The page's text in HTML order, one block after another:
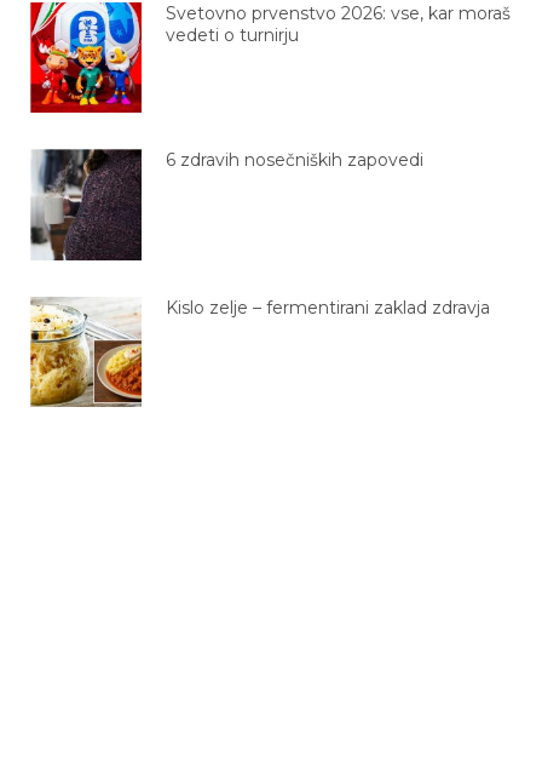
Svetovno prvenstvo 2026: vse, kar moraš
vedeti o turnirju
6 zdravih nosečniških zapovedi
Kislo zelje – fermentirani zaklad zdravja